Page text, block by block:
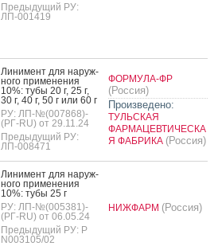
Предыдущий РУ:
ЛП-001419
Ли­нимент для на­руж­
но­го при­мене­ния
10%: ту­бы 20 г, 25 г,
30 г, 40 г, 50 г или 60 г
РУ: ЛП-№(007868)-
(РГ-RU) от 29.11.24
Предыдущий РУ:
ЛП-008471
ФОРМУЛА-ФР
(Россия)
Произведено:
ТУЛЬСКАЯ
ФАРМАЦЕВТИЧЕСКА
Я ФАБРИКА (Россия)
Ли­нимент для на­руж­
но­го при­мене­ния
10%: ту­бы 25 г
РУ: ЛП-№(005381)-
(РГ-RU) от 06.05.24
Предыдущий РУ: Р
N003105/02
НИЖФАРМ (Россия)